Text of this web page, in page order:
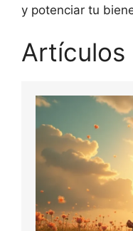
y potenciar tu
Artículos